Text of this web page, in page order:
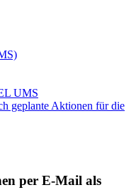
UMS
geplante Aktionen für die
per E-Mail als